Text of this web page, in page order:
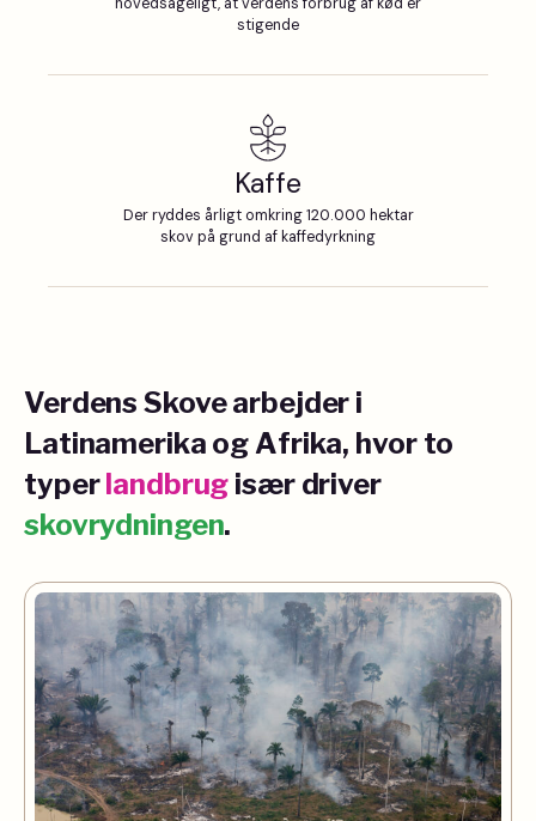
stigende
Kaffe
Der ryddes årligt omkring 120.000 hektar
skov på grund af kaffedyrkning
Verdens Skove arbejder i
Latinamerika og Afrika, hvor to
typerlandbrug især driver
skovrydningen.